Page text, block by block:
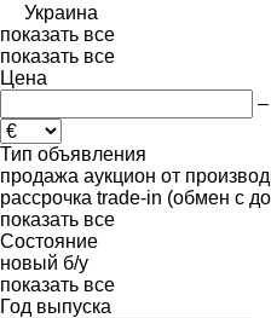
Украина
показать все
показать все
Цена
–
Тип объявления
продажа аукцион от
рассрочка trade-in (обмен с
показать все
Состояние
новый б/у
показать все
Год выпуска